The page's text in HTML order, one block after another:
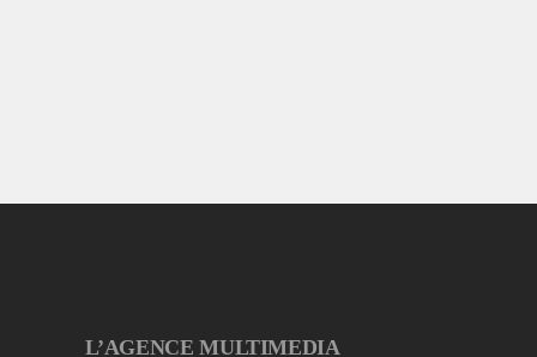
L’AGENCE MULTIMEDIA